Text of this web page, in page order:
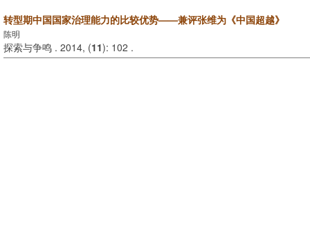
转型期中国国家治理能力的比较优势——兼评张维为《中国超越》
陈明
探索与争鸣 . 2014, (11): 102 .